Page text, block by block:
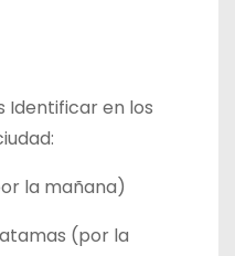
Identificar en los
la mañana)
(por la